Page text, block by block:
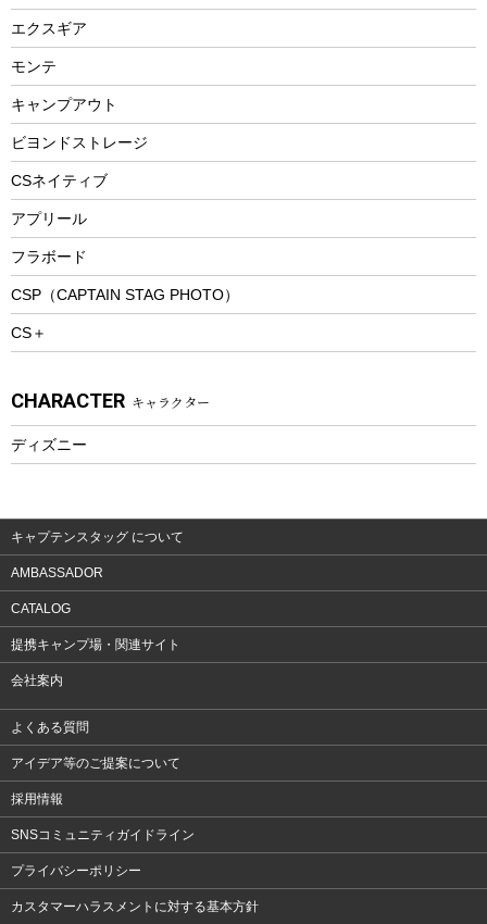
トレー
ランチョンマット
ランチボックス
エアーポンプ
ビーチテント
ウィンター
スノーシュー
防寒ウェア
トレッキング
トレッキングアクセサリー
プレイグッズ
ウェルネス
ウェア、タオル
ウェア
エクスギア
モンテ
キャンプアウト
ビヨンドストレージ
CSネイティブ
アプリール
フラボード
CSP（CAPTAIN STAG PHOTO）
CS＋
CHARACTER キャラクター
ディズニー
キャプテンスタッグ について
AMBASSADOR
CATALOG
提携キャンプ場・関連サイト
会社案内
よくある質問
アイデア等のご提案について
採用情報
SNSコミュニティガイドライン
プライバシーポリシー
カスタマーハラスメントに対する基本方針